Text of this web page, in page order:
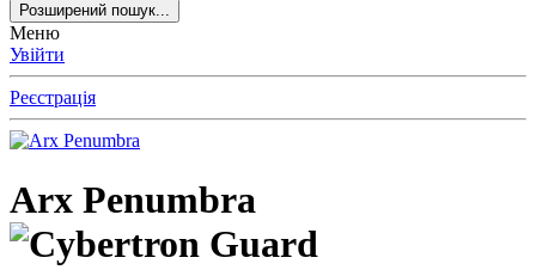
Розширений пошук...
Меню
Увійти
Реєстрація
Arx Penumbra